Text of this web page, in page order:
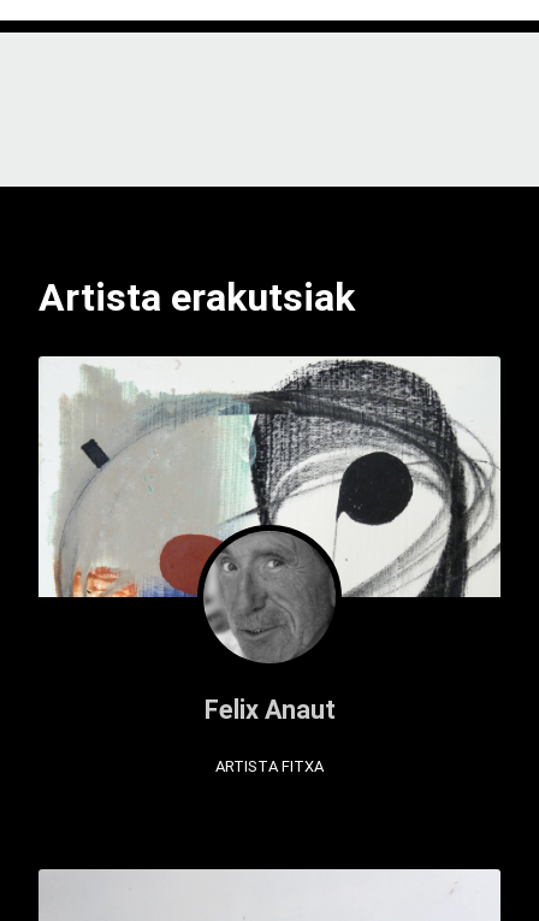
Artista erakutsiak
Felix Anaut
ARTISTA FITXA